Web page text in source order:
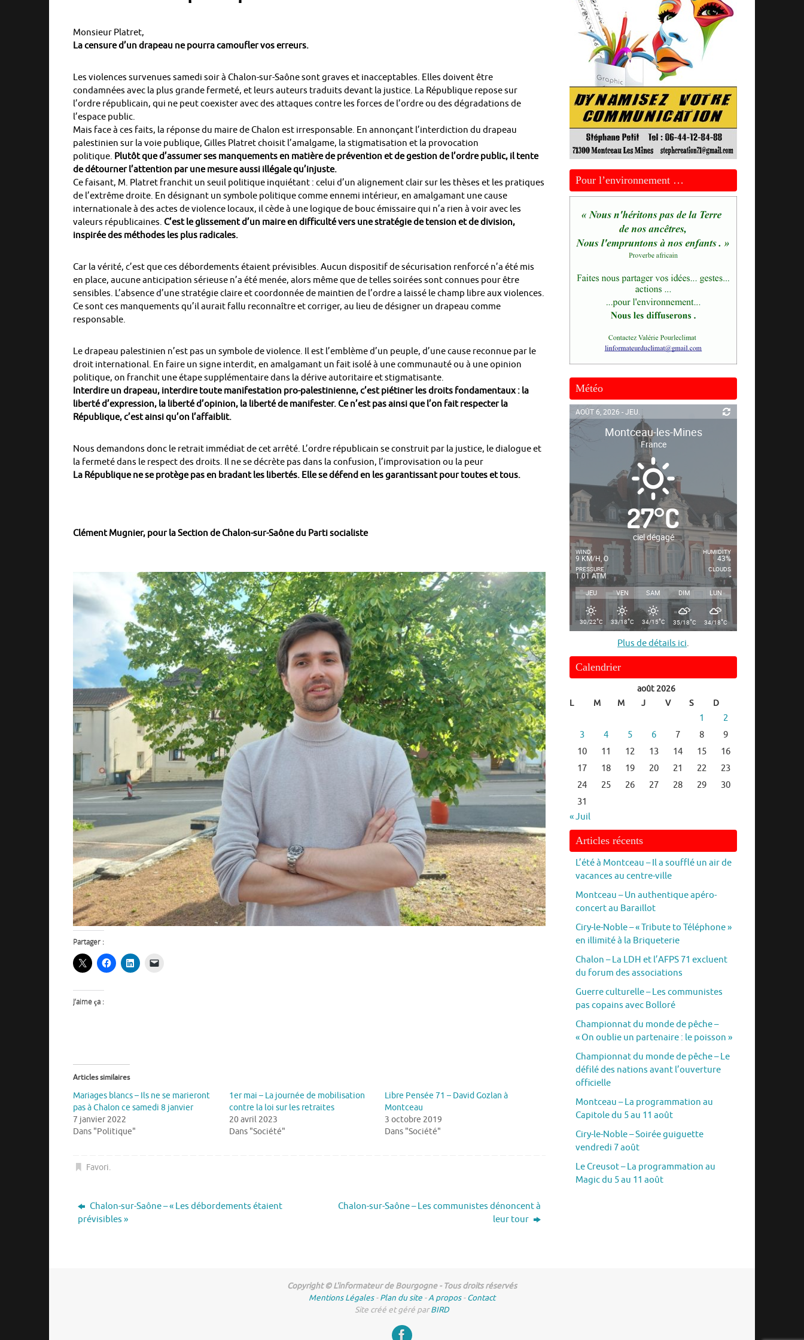
Monsieur Platret,
La censure d’un drapeau ne pourra camoufler vos erreurs.
Les violences survenues samedi soir à Chalon-sur-Saône sont graves et inacceptables. Elles doivent être
condamnées avec la plus grande fermeté, et leurs auteurs traduits devant la justice. La République repose sur
l’ordre républicain, qui ne peut coexister avec des attaques contre les forces de l’ordre ou des dégradations de
l’espace public.
Mais face à ces faits, la réponse du maire de Chalon est irresponsable. En annonçant l’interdiction du drapeau
palestinien sur la voie publique, Gilles Platret choisit l’amalgame, la stigmatisation et la provocation
politique. Plutôt que d’assumer ses manquements en matière de prévention et de gestion de l’ordre public, il tente
de détourner l’attention par une mesure aussi illégale qu’injuste.
Ce faisant, M. Platret franchit un seuil politique inquiétant : celui d’un alignement clair sur les thèses et les pratiques
de l’extrême droite. En désignant un symbole politique comme ennemi intérieur, en amalgamant une cause
internationale à des actes de violence locaux, il cède à une logique de bouc émissaire qui n’a rien à voir avec les
valeurs républicaines. C’est le glissement d’un maire en difficulté vers une stratégie de tension et de division,
inspirée des méthodes les plus radicales.
Car la vérité, c’est que ces débordements étaient prévisibles. Aucun dispositif de sécurisation renforcé n’a été mis
en place, aucune anticipation sérieuse n’a été menée, alors même que de telles soirées sont connues pour être
sensibles. L’absence d’une stratégie claire et coordonnée de maintien de l’ordre a laissé le champ libre aux violences.
Ce sont ces manquements qu’il aurait fallu reconnaître et corriger, au lieu de désigner un drapeau comme
responsable.
Le drapeau palestinien n’est pas un symbole de violence. Il est l’emblème d’un peuple, d’une cause reconnue par le
droit international. En faire un signe interdit, en amalgamant un fait isolé à une communauté ou à une opinion
politique, on franchit une étape supplémentaire dans la dérive autoritaire et stigmatisante.
Interdire un drapeau, interdire toute manifestation pro-palestinienne, c’est piétiner les droits fondamentaux : la
liberté d’expression, la liberté d’opinion, la liberté de manifester. Ce n’est pas ainsi que l’on fait respecter la
République, c’est ainsi qu’on l’affaiblit.
Nous demandons donc le retrait immédiat de cet arrêté. L’ordre républicain se construit par la justice, le dialogue et
la fermeté dans le respect des droits. Il ne se décrète pas dans la confusion, l’improvisation ou la peur
La République ne se protège pas en bradant les libertés. Elle se défend en les garantissant pour toutes et tous.
Clément Mugnier, pour la Section de Chalon-sur-Saône du Parti socialiste
Partager :
J’aime ça :
Articles similaires
Mariages blancs – Ils ne se marieront
pas à Chalon ce samedi 8 janvier
7 janvier 2022
Dans "Politique"
1er mai – La journée de mobilisation
contre la loi sur les retraites
20 avril 2023
Dans "Société"
Libre Pensée 71 – David Gozlan à
Montceau
3 octobre 2019
Dans "Société"
Favori.
Chalon-sur-Saône – « Les débordements étaient
prévisibles »
Chalon-sur-Saône – Les communistes dénoncent à
leur tour
Pour l’environnement …
Météo
AOÛT 6, 2026 - JEU.
Montceau-les-Mines
France
27°C
ciel dégagé
WIND
9 KM/H, O
PRESSURE
1.01 ATM
HUMIDITY
43%
CLOUDS
-
JEU VEN SAM DIM LUN
30/22°C 33/18°C 34/15°C 35/18°C 34/18°C
Plus de détails ici.
Calendrier
août 2026
L
M M J V S D
1
2
3
4 5 6 7 8
9
10
11 12 13 14 15
16
17
18 19 20 21 22
23
24
25 26 27 28 29
30
31
« Juil
Articles récents
L’été à Montceau – Il a soufflé un air de
vacances au centre-ville
Montceau – Un authentique apéro-
concert au Baraillot
Ciry-le-Noble – « Tribute to Téléphone »
en illimité à la Briqueterie
Chalon – La LDH et l’AFPS 71 excluent
du forum des associations
Guerre culturelle – Les communistes
pas copains avec Bolloré
Championnat du monde de pêche –
« On oublie un partenaire : le poisson »
Championnat du monde de pêche – Le
défilé des nations avant l’ouverture
officielle
Montceau – La programmation au
Capitole du 5 au 11 août
Ciry-le-Noble – Soirée guiguette
vendredi 7 août
Le Creusot – La programmation au
Magic du 5 au 11 août
Copyright © L'informateur de Bourgogne - Tous droits réservés
Mentions Légales-Plan du site -A propos-Contact
Site créé et géré parBIRD